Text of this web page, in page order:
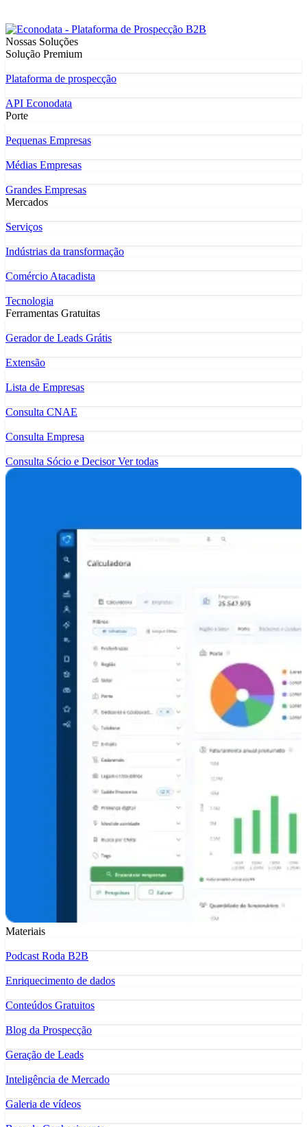
Nossas Soluções
Solução Premium
Plataforma de prospecção
API Econodata
Porte
Pequenas Empresas
Médias Empresas
Grandes Empresas
Mercados
Serviços
Indústrias da transformação
Comércio Atacadista
Tecnologia
Ferramentas Gratuitas
Gerador de Leads Grátis
Extensão
Lista de Empresas
Consulta CNAE
Consulta Empresa
Consulta Sócio e DecisorVer todas
Materiais
Podcast Roda B2B
Enriquecimento de dados
Conteúdos Gratuitos
Blog da Prospecção
Geração de Leads
Inteligência de Mercado
Galeria de vídeos